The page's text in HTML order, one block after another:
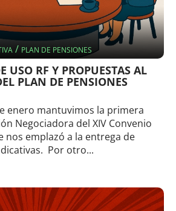
/ PLAN DE PENSIONES
USO RF Y PROPUESTAS AL
PLAN DE PENSIONES
enero mantuvimos la primera
Negociadora del XIV Convenio
nos emplazó a la entrega de
Por otro...